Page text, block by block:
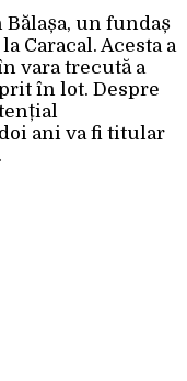
un fundaș
Caracal. Acesta a
vara trecută a
în lot. Despre
ani va fi titular